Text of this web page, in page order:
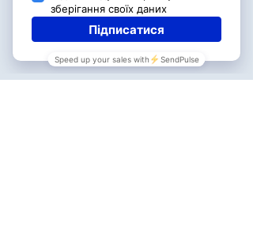
Завантажуй банер з QR-кодом
Підтримайте НЕОПАЛИМИХ усією командою